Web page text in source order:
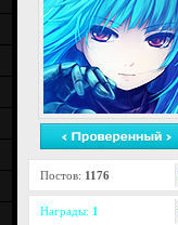
Постов: 1176
Награды: 1